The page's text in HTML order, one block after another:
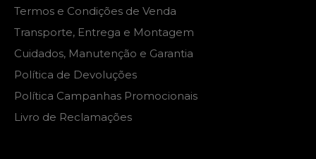
Termos e Condições de Venda
Transporte, Entrega e Montagem
Cuidados, Manutenção e Garantia
Política de Devoluções
Política Campanhas Promocionais
Livro de Reclamações